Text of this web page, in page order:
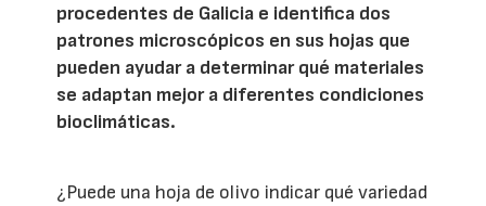
procedentes de Galicia e identifica dos
patrones microscópicos en sus hojas que
pueden ayudar a determinar qué materiales
se adaptan mejor a diferentes condiciones
bioclimáticas.
¿Puede una hoja de olivo indicar qué variedad